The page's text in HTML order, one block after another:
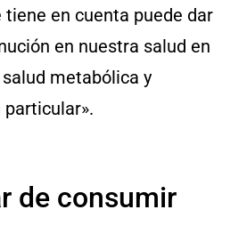
tiene en cuenta puede dar
en nuestra salud en
metabólica y
de consumir